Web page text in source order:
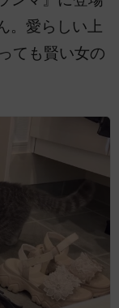
。愛らしい上
ても賢い女の